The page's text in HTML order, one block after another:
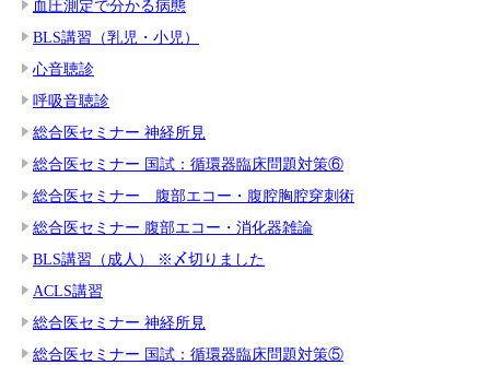
血圧測定で分かる病態
BLS講習（乳児・小児）
心音聴診
呼吸音聴診
総合医セミナー 神経所見
総合医セミナー 国試：循環器臨床問題対策⑥
総合医セミナー 腹部エコー・腹腔胸腔穿刺術
総合医セミナー 腹部エコー・消化器雑論
BLS講習（成人） ※〆切りました
ACLS講習
総合医セミナー 神経所見
総合医セミナー 国試：循環器臨床問題対策⑤